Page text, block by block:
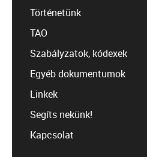
Történetünk
TAO
Szabályzatok, kódexek
Egyéb dokumentumok
Linkek
Segíts nekünk!
Kapcsolat